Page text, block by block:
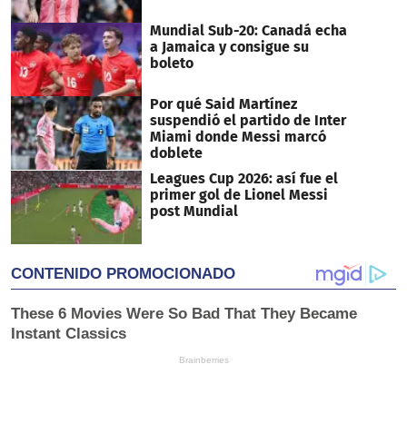
Mundial Sub-20: Canadá echa
a Jamaica y consigue su
boleto
Por qué Said Martínez
suspendió el partido de Inter
Miami donde Messi marcó
doblete
Leagues Cup 2026: así fue el
primer gol de Lionel Messi
post Mundial